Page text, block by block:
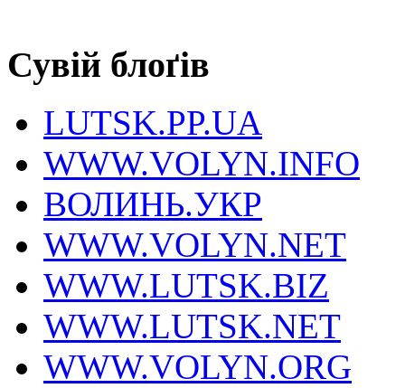
Сувій блоґів
LUTSK.PP.UA
WWW.VOLYN.INFO
ВОЛИНЬ.УКР
WWW.VOLYN.NET
WWW.LUTSK.BIZ
WWW.LUTSK.NET
WWW.VOLYN.ORG